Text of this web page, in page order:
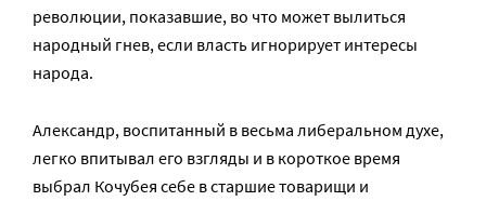
революции, показавшие, во что может вылиться
народный гнев, если власть игнорирует интересы
народа.
Александр, воспитанный в весьма либеральном духе,
легко впитывал его взгляды и в короткое время
выбрал Кочубея себе в старшие товарищи и